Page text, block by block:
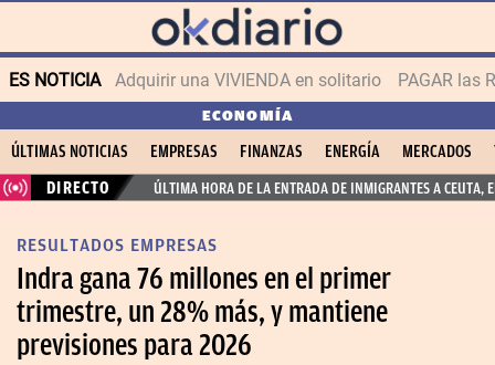
ES NOTICIA Adquirir una VIVIENDA en solitario PAGAR las
ECONOMÍA
ÚLTIMAS NOTICIAS EMPRESAS FINANZAS ENERGÍA MERCADOS
DIRECTO
ÚLTIMA HORA DE LA ENTRADA DE INMIGRANTES A CEUTA,
RESULTADOS EMPRESAS
Indra gana 76 millones en el primer
trimestre, un 28% más, y mantiene
previsiones para 2026